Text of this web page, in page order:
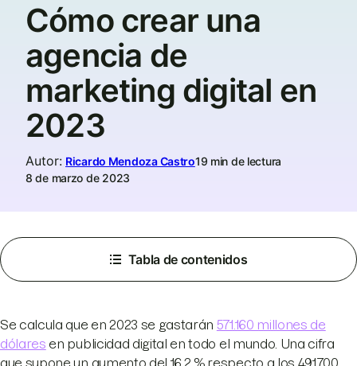
Cómo crear una
agencia de
marketing digital en
2023
Autor: Ricardo Mendoza Castro19 min de lectura
8 de marzo de 2023
Tabla de contenidos
Se calcula que en 2023 se gastarán 571.160 millones de
dólares en publicidad digital en todo el mundo. Una cifra
que supone un aumento del 16,2 % respecto a los 491.700